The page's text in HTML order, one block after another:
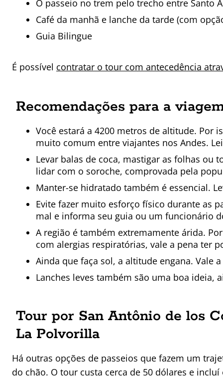
O passeio no trem pelo trecho entre Santo
Café da manhã e lanche da tarde (com
Guia Bilingue
É possível contratar o tour com antecedência
Recomendações para a
Você estará a 4200 metros de altitude. Por
muito comum entre viajantes nos Andes.
Levar balas de coca, mastigar as folhas
lidar com o soroche, comprovada pela
Manter-se hidratado também é essencial.
Evite fazer muito esforço físico durante as
mal e informa seu guia ou um funcionário
A região é também extremamente árida.
com alergias respiratórias, vale a pena ter
Ainda que faça sol, a altitude engana. Vale
Lanches leves também são uma boa ideia,
Tour por San Antônio de los
La Polvorilla
Há outras opções de passeios que fazem um
do chão. O tour custa cerca de 50 dólares e